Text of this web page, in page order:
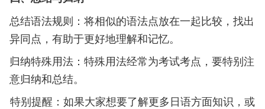
总结语法规则：将相似的语法点放在一起比较，找出
异同点，有助于更好地理解和记忆。
归纳特殊用法：特殊用法经常为考试考点，要特别注
意归纳和总结。
特别提醒：如果大家想要了解更多日语方面知识，或